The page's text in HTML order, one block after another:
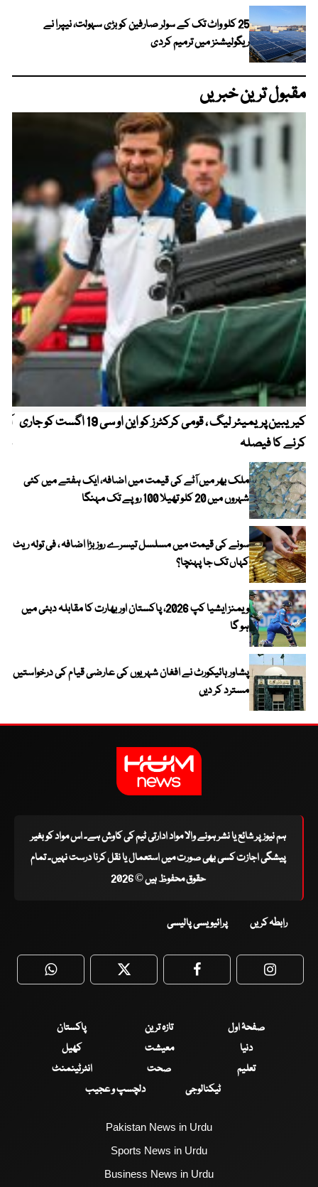
25 کلو واٹ تک کے سولر صارفین کو بڑی سہولت، نیپرا نے
ریگولیشنز میں ترمیم کردی
مقبول ترین خبریں
کیریبین پریمیئر لیگ ، قومی کرکٹرز کو این او سی 19 اگست کو جاری
کرنے کا فیصلہ
ملک بھر میں آٹے کی قیمت میں اضافہ، ایک ہفتے میں کئی
شہروں میں 20 کلو تھیلا 100 روپے تک مہنگا
سونے کی قیمت میں مسلسل تیسرے روز بڑا اضافہ ، فی تولہ ریٹ
کہاں تک جا پہنچا؟
ویمنز ایشیا کپ 2026، پاکستان اور بھارت کا مقابلہ دبئی میں
ہو گا
پشاور ہائیکورٹ نے افغان شہریوں کی عارضی قیام کی درخواستیں
مسترد کر دیں
ہم نیوز پر شائع یا نشر ہونے والا مواد ادارتی ٹیم کی کاوش ہے۔ اس مواد کو بغیر
پیشگی اجازت کسی بھی صورت میں استعمال یا نقل کرنا درست نہیں۔ تمام
حقوق محفوظ ہیں © 2026
رابطہ کریں پرائیویسی پالیسی
WhatsApp Twitter Facebook
صفحۂ اول تازہ ترین
پاکستان
دنیا
معیشت
کھیل
تعلیم
صحت
انٹرٹینمنٹ
ٹیکنالوجی
دلچسپ و عجیب
Pakistan News in Urdu
Sports News in Urdu
Business News in Urdu